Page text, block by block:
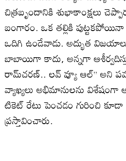
చిత్రబృందానికి శుభాకాంక్షలు
బంగారం. ఒక తల్లికి
ఒదిగి ఉండేవాడు. అద్భుత
బాబాయిగా కాదు, అన్నగా
రామ్‌చరణ్‌.. లవ్‌ వ్యూ ఆల్‌’’ అని
వ్యాఖ్యలు అభిమానులను విశేషంగా
టికెట్‌ రేటు పెంచడం గురించి
ప్రస్తావించారు.